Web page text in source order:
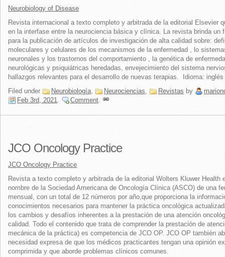
Neurobiology of Disease
Revista internacional a texto completo y arbitrada de la editorial Elsevier
en la interfase entre la neurociencia básica y clínica. La revista brinda un
para la publicación de artículos de investigación de alta calidad sobre:
moleculares y celulares de los mecanismos de la enfermedad , lo
neuronales y los trastornos del comportamiento , la genética de
neurológicas y psiquiátricas heredadas, envejecimiento del sistema
hallazgos relevantes para el desarrollo de nuevas terapias. Idioma: inglés
Filed under
Neurobiología, Neurociencias, Revistas by
Feb 3rd, 2021. Comment.
JCO Oncology Practice
JCO Oncology Practice
Revista a texto completo y arbitrada de la editorial Wolters Kluwer Health
nombre de la Sociedad Americana de Oncología Clínica (ASCO) de una
mensual, con un total de 12 números por año,que proporciona la
conocimientos necesarios para mantener la práctica oncológica
los cambios y desafíos inherentes a la prestación de una atención
calidad. Todo el contenido que trata de comprender la prestación de
mecánica de la práctica) es competencia de JCO OP. JCO OP también
necesidad expresa de que los médicos practicantes tengan una opinión
comprimida y que aborde problemas clínicos comunes.